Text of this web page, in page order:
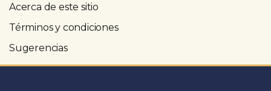
Acerca de este sitio
Términos y condiciones
Sugerencias